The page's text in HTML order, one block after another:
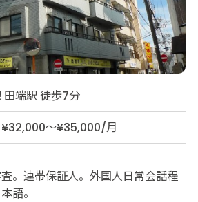
田端駅 徒歩7分
¥32,000～¥35,000/月
。連帯保証人。外国人日常会話程
語。